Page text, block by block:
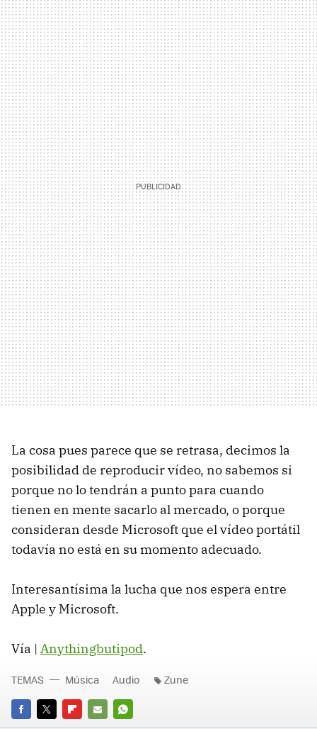
La cosa pues parece que se retrasa, decimos la
posibilidad de reproducir vídeo, no sabemos si
porque no lo tendrán a punto para cuando
tienen en mente sacarlo al mercado, o porque
consideran desde Microsoft que el vídeo portátil
todavía no está en su momento adecuado.
Interesantísima la lucha que nos espera entre
Apple y Microsoft.
Vía | Anythingbutipod.
TEMAS Música Audio Zune